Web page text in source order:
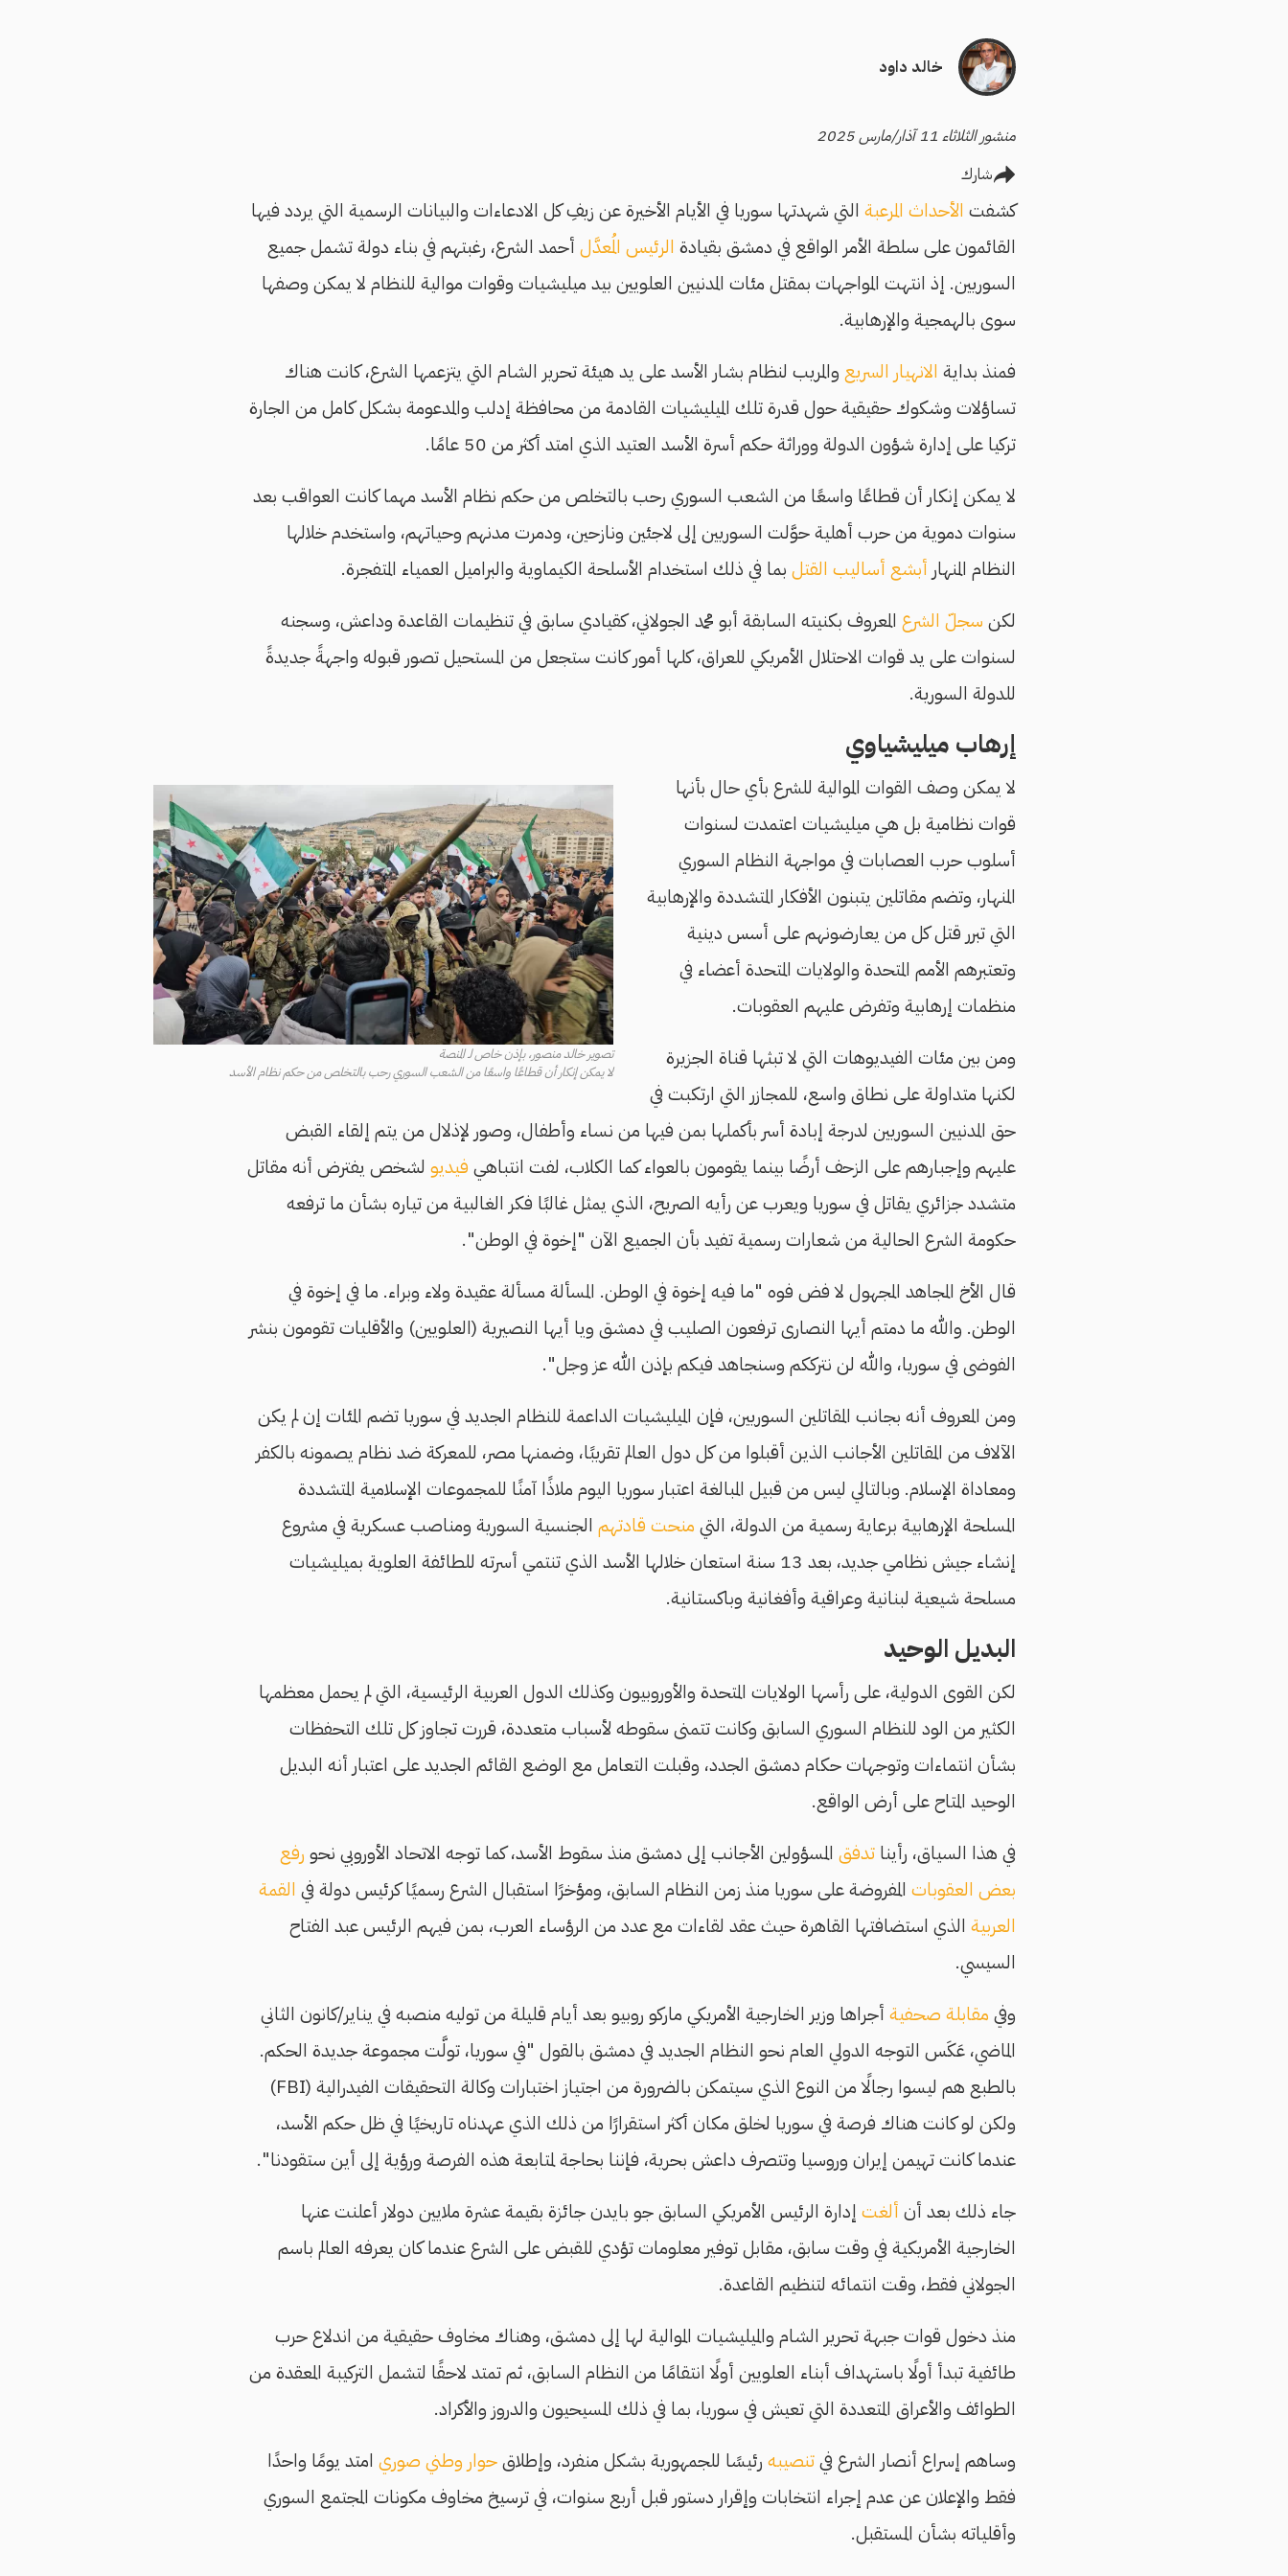
خالد داود
منشور الثلاثاء 11 آذار/مارس 2025
شارك
كشفت الأحداث المرعبةالتي شهدتها سوريا في الأيام الأخيرة عن زيفِ كل الادعاءات والبيانات الرسمية التي يردد فيها
القائمون على سلطة الأمر الواقع في دمشق بقيادة الرئيس المُعدَّلأحمد الشرع، رغبتهم في بناء دولة تشمل جميع
السوريين. إذ انتهت المواجهات بمقتل مئات المدنيين العلويين بيد ميليشيات وقوات موالية للنظام لا يمكن وصفها
سوى بالهمجية والإرهابية.
فمنذ بداية الانهيار السريعوالمريب لنظام بشار الأسد على يد هيئة تحرير الشام التي يتزعمها الشرع، كانت هناك
تساؤلات وشكوك حقيقية حول قدرة تلك الميليشيات القادمة من محافظة إدلب والمدعومة بشكل كامل من الجارة
تركيا على إدارة شؤون الدولة ووراثة حكم أسرة الأسد العتيد الذي امتد أكثر من 50 عامًا.
لا يمكن إنكار أن قطاعًا واسعًا من الشعب السوري رحب بالتخلص من حكم نظام الأسد مهما كانت العواقب بعد
سنوات دموية من حرب أهلية حوَّلت السوريين إلى لاجئين ونازحين، ودمرت مدنهم وحياتهم، واستخدم خلالها
النظام المنهار أبشع أساليب القتلبما في ذلك استخدام الأسلحة الكيماوية والبراميل العمياء المتفجرة.
لكن سجلّ الشرعالمعروف بكنيته السابقة أبو محمد الجولاني، كقيادي سابق في تنظيمات القاعدة وداعش، وسجنه
لسنوات على يد قوات الاحتلال الأمريكي للعراق، كلها أمور كانت ستجعل من المستحيل تصور قبوله واجهةً جديدةً
للدولة السورية.
إرهاب ميليشياوي
تصوير خالد منصور، بإذن خاص لـ المنصة
لا يمكن إنكار أن قطاعًا واسعًا من الشعب السوري رحب بالتخلص من حكم نظام الأسد
لا يمكن وصف القوات الموالية للشرع بأي حال بأنها
قوات نظامية بل هي ميليشيات اعتمدت لسنوات
أسلوب حرب العصابات في مواجهة النظام السوري
المنهار، وتضم مقاتلين يتبنون الأفكار المتشددة والإرهابية
التي تبرر قتل كل من يعارضونهم على أسس دينية
وتعتبرهم الأمم المتحدة والولايات المتحدة أعضاء في
منظمات إرهابية وتفرض عليهم العقوبات.
ومن بين مئات الفيديوهات التي لا تبثها قناة الجزيرة
لكنها متداولة على نطاق واسع، للمجازر التي ارتكبت في
حق المدنيين السوريين لدرجة إبادة أسر بأكملها بمن فيها من نساء وأطفال، وصور لإذلال من يتم إلقاء القبض
عليهم وإجبارهم على الزحف أرضًا بينما يقومون بالعواء كما الكلاب، لفت انتباهي فيديولشخص يفترض أنه مقاتل
متشدد جزائري يقاتل في سوريا ويعرب عن رأيه الصريح، الذي يمثل غالبًا فكر الغالبية من تياره بشأن ما ترفعه
حكومة الشرع الحالية من شعارات رسمية تفيد بأن الجميع الآن "إخوة في الوطن".
قال الأخ المجاهد المجهول لا فض فوه "ما فيه إخوة في الوطن. المسألة مسألة عقيدة ولاء وبراء. ما في إخوة في
الوطن. والله ما دمتم أيها النصارى ترفعون الصليب في دمشق ويا أيها النصيرية (العلويين) والأقليات تقومون بنشر
الفوضى في سوريا، والله لن نترككم وسنجاهد فيكم بإذن الله عز وجل".
ومن المعروف أنه بجانب المقاتلين السوريين، فإن الميليشيات الداعمة للنظام الجديد في سوريا تضم المئات إن لم يكن
الآلاف من المقاتلين الأجانب الذين أقبلوا من كل دول العالم تقريبًا، وضمنها مصر، للمعركة ضد نظام يصمونه بالكفر
ومعاداة الإسلام. وبالتالي ليس من قبيل المبالغة اعتبار سوريا اليوم ملاذًا آمنًا للمجموعات الإسلامية المتشددة
المسلحة الإرهابية برعاية رسمية من الدولة، التي منحت قادتهمالجنسية السورية ومناصب عسكرية في مشروع
إنشاء جيش نظامي جديد، بعد 13 سنة استعان خلالها الأسد الذي تنتمي أسرته للطائفة العلوية بميليشيات
مسلحة شيعية لبنانية وعراقية وأفغانية وباكستانية.
البديل الوحيد
لكن القوى الدولية، على رأسها الولايات المتحدة والأوروبيون وكذلك الدول العربية الرئيسية، التي لم يحمل معظمها
الكثير من الود للنظام السوري السابق وكانت تتمنى سقوطه لأسباب متعددة، قررت تجاوز كل تلك التحفظات
بشأن انتماءات وتوجهات حكام دمشق الجدد، وقبلت التعامل مع الوضع القائم الجديد على اعتبار أنه البديل
الوحيد المتاح على أرض الواقع.
في هذا السياق، رأينا تدفقالمسؤولين الأجانب إلى دمشق منذ سقوط الأسد، كما توجه الاتحاد الأوروبي نحو رفع
بعض العقوباتالمفروضة على سوريا منذ زمن النظام السابق، ومؤخرًا استقبال الشرع رسميًا كرئيس دولة في القمة
العربيةالذي استضافتها القاهرة حيث عقد لقاءات مع عدد من الرؤساء العرب، بمن فيهم الرئيس عبد الفتاح
السيسي.
وفي مقابلة صحفيةأجراها وزير الخارجية الأمريكي ماركو روبيو بعد أيام قليلة من توليه منصبه في يناير/كانون الثاني
الماضي، عَكَس التوجه الدولي العام نحو النظام الجديد في دمشق بالقول "في سوريا، تولَّت مجموعة جديدة الحكم.
بالطبع هم ليسوا رجالًا من النوع الذي سيتمكن بالضرورة من اجتياز اختبارات وكالة التحقيقات الفيدرالية (FBI)
ولكن لو كانت هناك فرصة في سوريا لخلق مكان أكثر استقرارًا من ذلك الذي عهدناه تاريخيًا في ظل حكم الأسد،
عندما كانت تهيمن إيران وروسيا وتتصرف داعش بحرية، فإننا بحاجة لمتابعة هذه الفرصة ورؤية إلى أين ستقودنا".
جاء ذلك بعد أن ألغتإدارة الرئيس الأمريكي السابق جو بايدن جائزة بقيمة عشرة ملايين دولار أعلنت عنها
الخارجية الأمريكية في وقت سابق، مقابل توفير معلومات تؤدي للقبض على الشرع عندما كان يعرفه العالم باسم
الجولاني فقط، وقت انتمائه لتنظيم القاعدة.
منذ دخول قوات جبهة تحرير الشام والميليشيات الموالية لها إلى دمشق، وهناك مخاوف حقيقية من اندلاع حرب
طائفية تبدأ أولًا باستهداف أبناء العلويين أولًا انتقامًا من النظام السابق، ثم تمتد لاحقًا لتشمل التركيبة المعقدة من
الطوائف والأعراق المتعددة التي تعيش في سوريا، بما في ذلك المسيحيون والدروز والأكراد.
وساهم إسراع أنصار الشرع فيتنصيبهرئيسًا للجمهورية بشكل منفرد، وإطلاقحوار وطني صوريامتد يومًا واحدًا
فقط والإعلان عن عدم إجراء انتخابات وإقرار دستور قبل أربع سنوات، في ترسيخ مخاوف مكونات المجتمع السوري
وأقلياته بشأن المستقبل.